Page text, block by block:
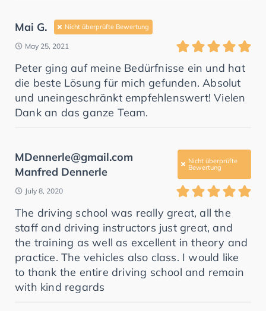
Mai G. Nicht überprüfte Bewertung
May 25, 2021
Peter ging auf meine Bedürfnisse ein und hat
die beste Lösung für mich gefunden. Absolut
und uneingeschränkt empfehlenswert! Vielen
Dank an das ganze Team.
MDennerle@gmail.com
Manfred Dennerle
Nicht überprüfte
Bewertung
July 8, 2020
The driving school was really great, all the
staff and driving instructors just great, and
the training as well as excellent in theory and
practice. The vehicles also class. I would like
to thank the entire driving school and remain
with kind regards